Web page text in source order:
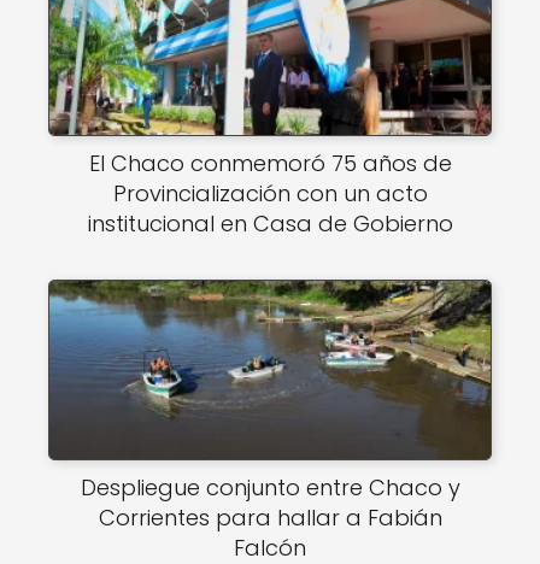
El Chaco conmemoró 75 años de
Provincialización con un acto
institucional en Casa de Gobierno
Despliegue conjunto entre Chaco y
Corrientes para hallar a Fabián
Falcón